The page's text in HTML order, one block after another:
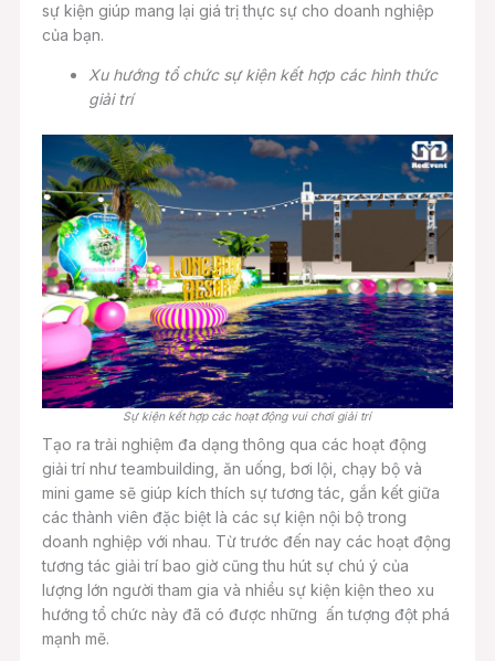
sự kiện giúp mang lại giá trị thực sự cho doanh nghiệp
của bạn.
Xu hướng tổ chức sự kiện kết hợp các hình thức
giải trí
Sự kiện kết hợp các hoạt động vui chơi giải trí
Tạo ra trải nghiệm đa dạng thông qua các hoạt động
giải trí như teambuilding, ăn uống, bơi lội, chạy bộ và
mini game sẽ giúp kích thích sự tương tác, gắn kết giữa
các thành viên đặc biệt là các sự kiện nội bộ trong
doanh nghiệp với nhau. Từ trước đến nay các hoạt động
tương tác giải trí bao giờ cũng thu hút sự chú ý của
lượng lớn người tham gia và nhiều sự kiện kiện theo xu
hướng tổ chức này đã có được những ấn tượng đột phá
mạnh mẽ.